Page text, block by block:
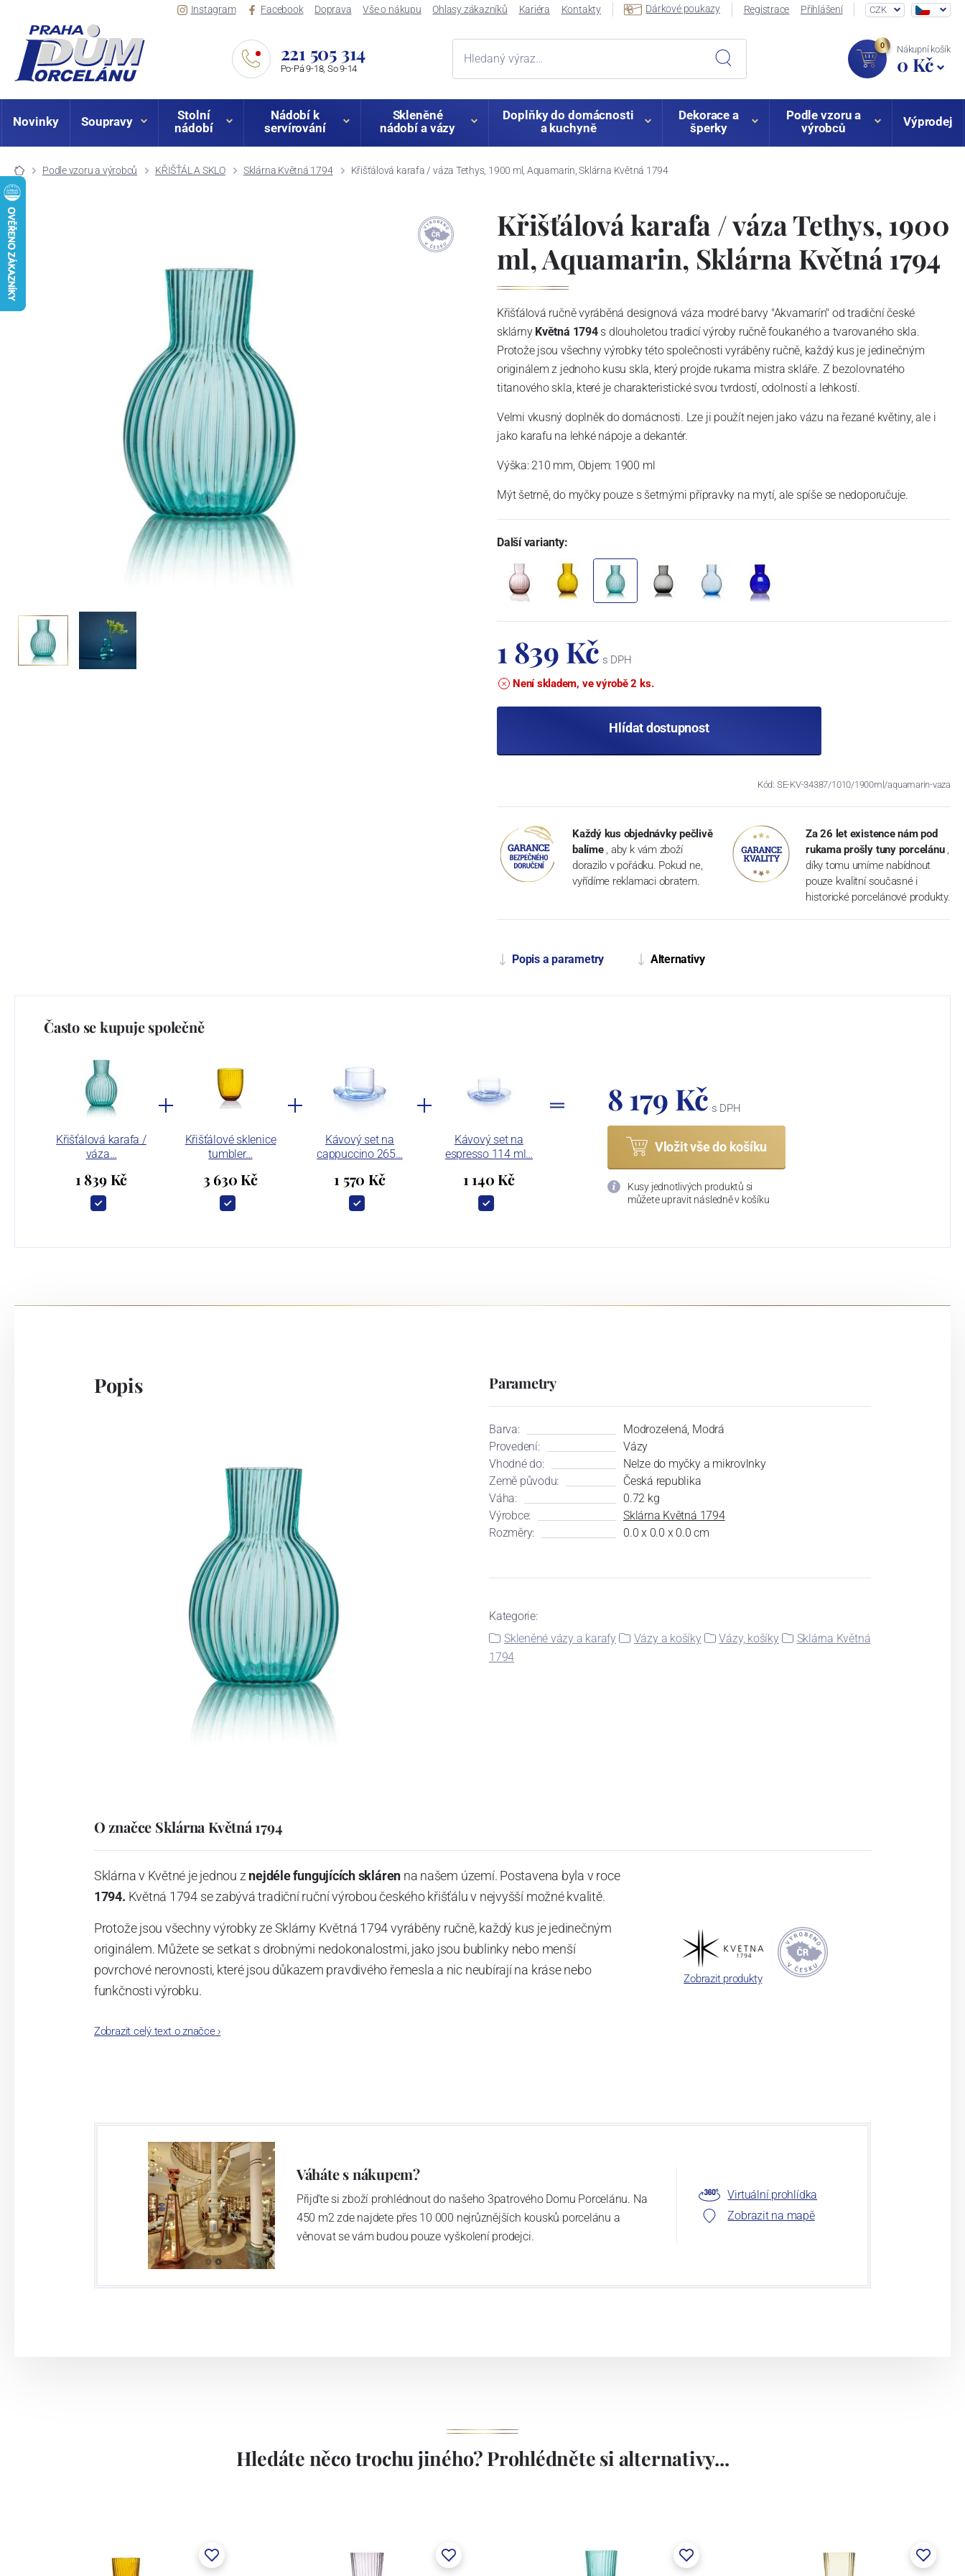
Instagram Facebook Doprava Vše o nákupu Ohlasy zákazníků Kariéra Kontakty Dárkové poukazy Registrace Přihlášení CZK
221 505 314
Po-Pá 9-18, So 9-14
0 Nákupní košík
0 Kč
Novinky Soupravy
Stolní
nádobí
Nádobí k
servírování
Skleněné
nádobí a vázy
Doplňky do domácnosti
a kuchyně
Dekorace a
šperky
Podle vzoru a
výrobců
Výprodej
Podle vzoru a výrobců KŘIŠŤÁL A SKLO Sklárna Květná 1794 Křišťálová karafa / váza Tethys, 1900 ml, Aquamarin, Sklárna Květná 1794
Křišťálová karafa / váza Tethys, 1900
ml, Aquamarin, Sklárna Květná 1794
Křišťálová ručně vyráběná designová váza modré barvy "Akvamarín" od tradiční české
sklárny Květná 1794s dlouholetou tradicí výroby ručně foukaného a tvarovaného skla.
Protože jsou všechny výrobky této společnosti vyráběny ručně, každý kus je jedinečným
originálem z jednoho kusu skla, který projde rukama mistra skláře. Z bezolovnatého
titanového skla, které je charakteristické svou tvrdostí, odolností a lehkostí.
Velmi vkusný doplněk do domácnosti. Lze ji použít nejen jako vázu na řezané květiny, ale i
jako karafu na lehké nápoje a dekantér.
Výška: 210 mm, Objem: 1900 ml
Mýt šetrně, do myčky pouze s šetrnými přípravky na mytí, ale spíše se nedoporučuje.
Další varianty:
1 839 Kč s DPH
Není skladem, ve výrobě 2 ks.
Hlídat dostupnost
Kód: SE-KV-34387/1010/1900ml/aquamarin-vaza
Každý kus objednávky pečlivě
balíme , aby k vám zboží
dorazilo v pořádku. Pokud ne,
vyřídíme reklamaci obratem.
Za 26 let existence nám pod
rukama prošly tuny porcelánu ,
díky tomu umíme nabídnout
pouze kvalitní současné i
historické porcelánové produkty.
Popis a parametry Alternativy
Často se kupuje společně
Křišťálová karafa /
váza…
1 839 Kč
Křišťálové sklenice
tumbler…
3 630 Kč
Kávový set na
cappuccino 265…
1 570 Kč
Kávový set na
espresso 114 ml…
1 140 Kč
8 179 Kč s DPH
Vložit vše do košíku
Kusy jednotlivých produktů si
můžete upravit následně v košíku
Popis Parametry
Barva:
Modrozelená, Modrá
Provedení:
Vázy
Vhodné do:
Nelze do myčky a mikrovlnky
Země původu:
Česká republika
Váha:
0.72 kg
Výrobce:
Sklárna Květná 1794
Rozměry:
0.0 x 0.0 x 0.0 cm
Kategorie:
Skleněné vázy a karafy
Vázy a košíky Vázy, košíky
Sklárna Květná
1794
O značce Sklárna Květná 1794
Sklárna v Květné je jednou z nejdéle fungujících skláren na našem území. Postavena byla v roce
1794. Květná 1794 se zabývá tradiční ruční výrobou českého křišťálu v nejvyšší možné kvalitě.
Protože jsou všechny výrobky ze Sklárny Květná 1794 vyráběny ručně, každý kus je jedinečným
originálem. Můžete se setkat s drobnými nedokonalostmi, jako jsou bublinky nebo menší
povrchové nerovnosti, které jsou důkazem pravdivého řemesla a nic neubírají na kráse nebo
funkčnosti výrobku.
Zobrazit celý text o značce›
Zobrazit produkty
Váháte s nákupem?
Přijďte si zboží prohlédnout do našeho 3patrového Domu Porcelánu. Na
450 m2 zde najdete přes 10 000 nejrůznějších kousků porcelánu a
věnovat se vám budou pouze vyškolení prodejci.
Virtuální prohlídka
Zobrazit na mapě
Hledáte něco trochu jiného? Prohlédněte si alternativy...